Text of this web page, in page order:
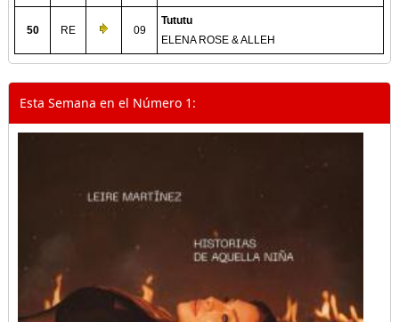
50 RE 09
Tututu
ELENA ROSE & ALLEH
Esta Semana en el Número 1: